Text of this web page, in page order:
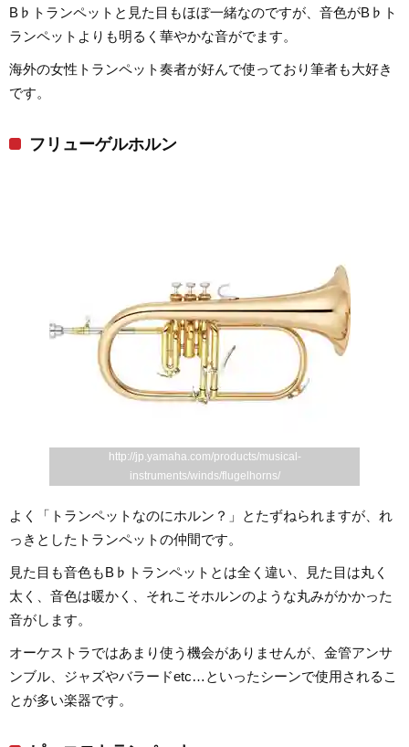
B♭トランペットと見た目もほぼ一緒なのですが、音色がB♭ト
ランペットよりも明るく華やかな音がでます。
海外の女性トランペット奏者が好んで使っており筆者も大好き
です。
フリューゲルホルン
http://jp.yamaha.com/products/musical-
instruments/winds/flugelhorns/
よく「トランペットなのにホルン？」とたずねられますが、れ
っきとしたトランペットの仲間です。
見た目も音色もB♭トランペットとは全く違い、見た目は丸く
太く、音色は暖かく、それこそホルンのような丸みがかかった
音がします。
オーケストラではあまり使う機会がありませんが、金管アンサ
ンブル、ジャズやバラードetc…といったシーンで使用されるこ
とが多い楽器です。